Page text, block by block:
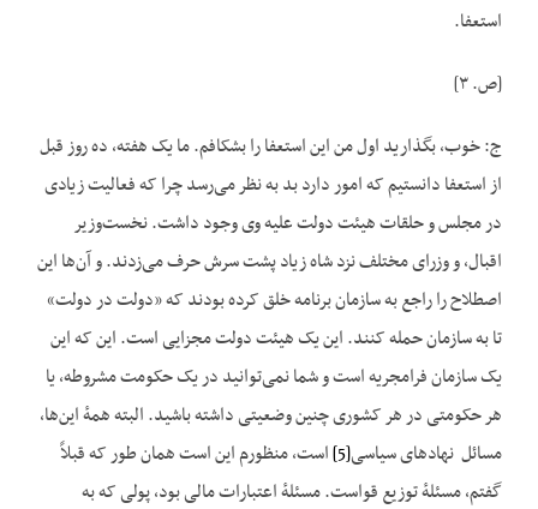
استعفا.
[ص. ۳]
ج: خوب، بگذارید اول من این استعفا را بشکافم. ما یک هفته، ده روز قبل
از استعفا دانستیم که امور دارد بد به نظر می‌‌رسد چرا که فعالیت زیادی
در مجلس و حلقات هیئت دولت علیه وی وجود داشت. نخست‌وزیر
اقبال، و وزرای مختلف نزد شاه زیاد پشت سرش حرف می‌زدند. و آن‌ها این
اصطلاح را راجع به سازمان برنامه خلق کرده بودند که «دولت در دولت»
تا به سازمان حمله کنند. این یک هیئت دولت مجزایی است. این که این
یک سازمان فرامجریه است و شما نمی‌توانید در یک حکومت مشروطه، یا
هر حکومتی در هر کشوری چنین وضعیتی داشته باشید. البته همهٔ این‌ها،
مسائل نهادهای سیاسی[5] است، منظورم این است همان طور که قبلاً
گفتم، مسئلهٔ توزیع قواست. مسئلهٔ اعتبارات مالی بود، پولی که به